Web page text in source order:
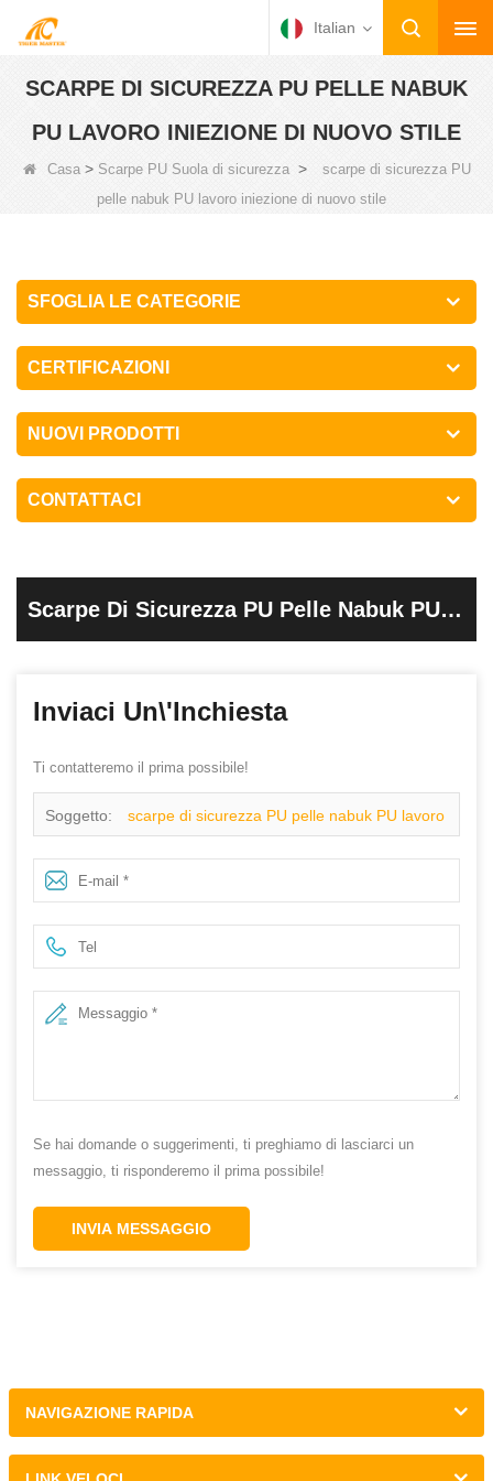
Italian
SCARPE DI SICUREZZA PU PELLE NABUK
PU LAVORO INIEZIONE DI NUOVO STILE
Casa> Scarpe PU Suola di sicurezza>
scarpe di sicurezza PU
pelle nabuk PU lavoro iniezione di nuovo stile
SFOGLIA LE CATEGORIE
CERTIFICAZIONI
NUOVI PRODOTTI
CONTATTACI
Scarpe Di Sicurezza PU Pelle Nabuk PU
Inviaci Un\'inchiesta
Ti contatteremo il prima possibile!
Soggetto: scarpe di sicurezza PU pelle nabuk PU lavoro
iniezione di nuovo stile
Se hai domande o suggerimenti, ti preghiamo di lasciarci un
messaggio, ti risponderemo il prima possibile!
INVIA MESSAGGIO
NAVIGAZIONE RAPIDA